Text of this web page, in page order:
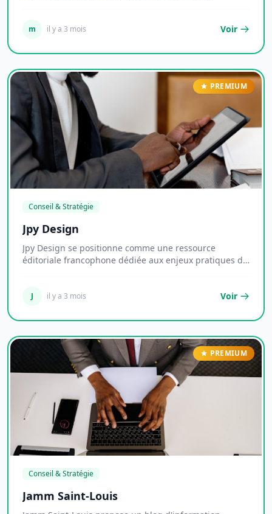
m il y a 3 mois Voir
PREMIUM
Conseil & Stratégie
Jpy Design
Jpy Design se positionne comme une ressource
éditoriale francophone dédiée aux enjeux pratiques de
J il y a 3 mois Voir
PREMIUM
Conseil & Stratégie
Jamm Saint-Louis